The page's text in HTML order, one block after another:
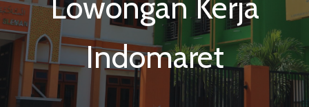
Lowongan Kerja
Indomaret